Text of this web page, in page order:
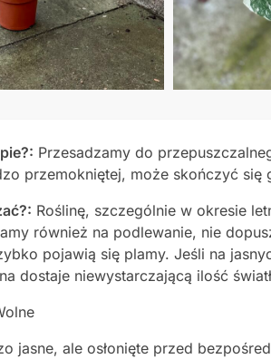
Przesadzamy do
przemokniętej, może skończyć
Roślinę, szczególnie w okresie
również na podlewanie, nie
pojawią się plamy. Jeśli na
dostaje niewystarczającą ilość
jasne, ale osłonięte przed